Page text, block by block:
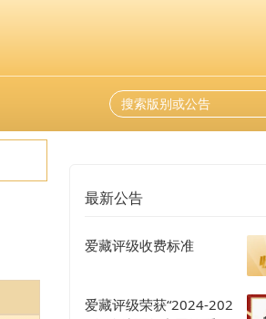
最新公告
爱藏评级收费标准
爱藏评级荣获“2024-202